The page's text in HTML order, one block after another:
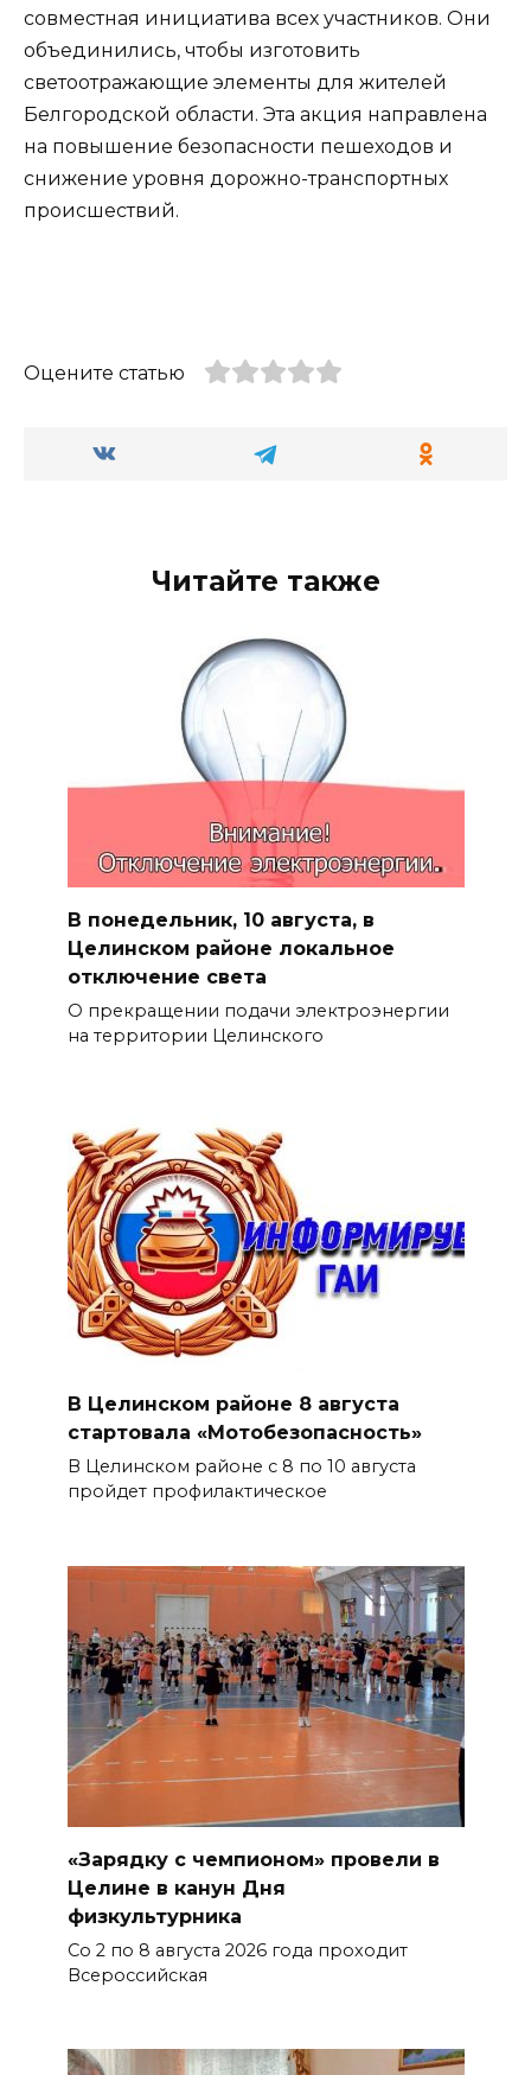
совместная инициатива всех участников. Они
объединились, чтобы изготовить
светоотражающие элементы для жителей
Белгородской области. Эта акция направлена
на повышение безопасности пешеходов и
снижение уровня дорожно-транспортных
происшествий.
Оцените статью
Читайте также
В понедельник, 10 августа, в
Целинском районе локальное
отключение света
О прекращении подачи электроэнергии
на территории Целинского
В Целинском районе 8 августа
стартовала «Мотобезопасность»
В Целинском районе с 8 по 10 августа
пройдет профилактическое
«Зарядку с чемпионом» провели в
Целине в канун Дня
физкультурника
Со 2 по 8 августа 2026 года проходит
Всероссийская